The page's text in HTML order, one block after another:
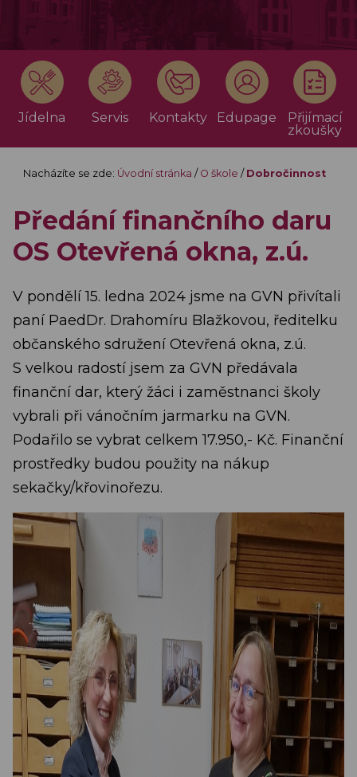
Jídelna Servis Kontakty Edupage
Přijímací
zkoušky
Nacházíte se zde: Úvodní stránka / O škole / Dobročinnost
Předání finančního daru
OS Otevřená okna, z.ú.
V pondělí 15. ledna 2024 jsme na GVN přivítali
paní PaedDr. Drahomíru Blažkovou, ředitelku
občanského sdružení Otevřená okna, z.ú.
S velkou radostí jsem za GVN předávala
finanční dar, který žáci i zaměstnanci školy
vybrali při vánočním jarmarku na GVN.
Podařilo se vybrat celkem 17.950,- Kč. Finanční
prostředky budou použity na nákup
sekačky/křovinořezu.